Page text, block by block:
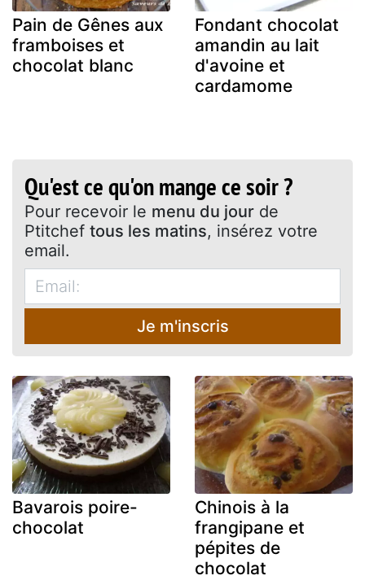
Pain de Gênes aux
framboises et
chocolat blanc
Fondant chocolat
amandin au lait
d'avoine et
cardamome
Qu'est ce qu'on mange ce soir ?
Pour recevoir le menu du jour de
Ptitchef tous les matins, insérez votre
email.
Je m'inscris
Bavarois poire-
chocolat
Chinois à la
frangipane et
pépites de
chocolat